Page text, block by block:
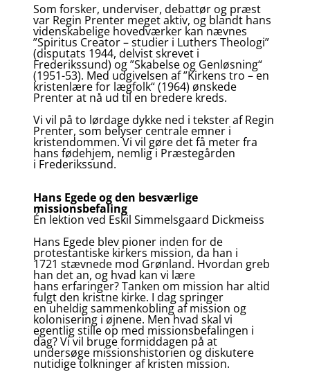
Som forsker, underviser, debattør og præst
var Regin Prenter meget aktiv, og blandt hans
videnskabelige hovedværker kan nævnes
”Spiritus Creator – studier i Luthers Theologi”
(disputats 1944, delvist skrevet i
Frederikssund) og ”Skabelse og Genløsning“
(1951-53). Med udgivelsen af ”Kirkens tro – en
kristenlære for lægfolk“ (1964) ønskede
Prenter at nå ud til en bredere kreds.
Vi vil på to lørdage dykke ned i tekster af Regin
Prenter, som belyser centrale emner i
kristendommen. Vi vil gøre det få meter fra
hans fødehjem, nemlig i Præstegården
i Frederikssund.
Hans Egede og den besværlige
missionsbefaling
Én lektion ved Eskil Simmelsgaard Dickmeiss
Hans Egede blev pioner inden for de
protestantiske kirkers mission, da han i
1721 stævnede mod Grønland. Hvordan greb
han det an, og hvad kan vi lære
hans erfaringer? Tanken om mission har altid
fulgt den kristne kirke. I dag springer
en uheldig sammenkobling af mission og
kolonisering i øjnene. Men hvad skal vi
egentlig stille op med missionsbefalingen i
dag? Vi vil bruge formiddagen på at
undersøge missionshistorien og diskutere
nutidige tolkninger af kristen mission.